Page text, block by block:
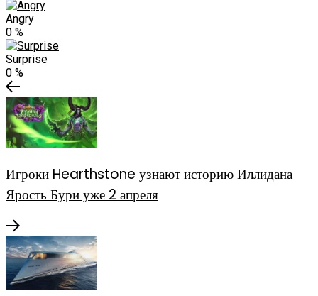
Angry
0 %
Surprise
0 %
Игроки Hearthstone узнают историю Иллидана
Ярость Бури уже 2 апреля